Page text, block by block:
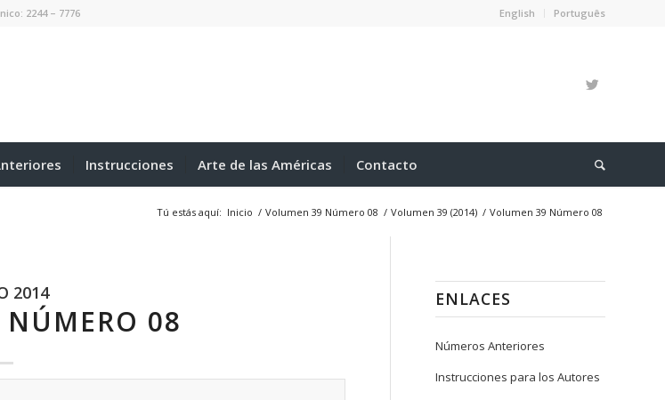
English Português
2244 – 7776
Instrucciones Arte de las Américas Contacto
Tú estás aquí: Inicio / Volumen 39 Número 08 / Volumen 39 (2014) / Volumen 39 Número 08
2014
08
ENLACES
Números Anteriores
Instrucciones para los Autores